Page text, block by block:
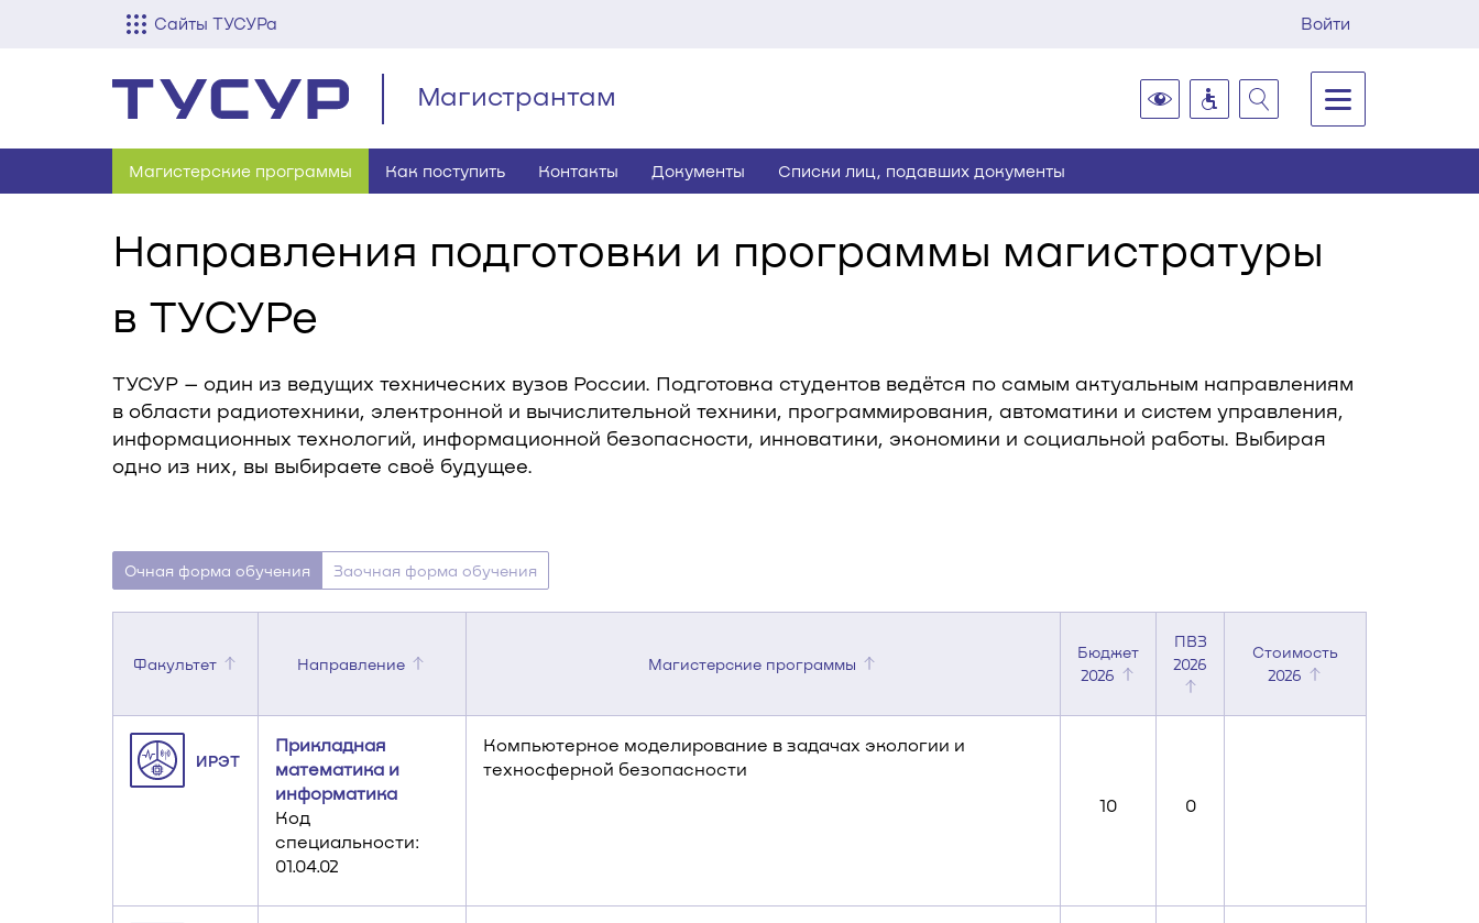
Сайты ТУСУРа Войти
Магистрантам
Магистерские программы Как поступить Контакты Документы Cписки лиц, подавших документы
Направления подготовки и программы магистратуры
в ТУСУРе
ТУСУР – один из ведущих технических вузов России. Подготовка студентов ведётся по самым актуальным направлениям
в области радиотехники, электронной и вычислительной техники, программирования, автоматики и систем управления,
информационных технологий, информационной безопасности, инноватики, экономики и социальной работы. Выбирая
одно из них, вы выбираете своё будущее.
Очная форма обучения Заочная форма обучения
Факультет Направление Магистерские программы
Бюджет
2026
ПВЗ
2026
Стоимость
2026
ИРЭТ
Прикладная
математика и
информатика
Код
специальности:
01.04.02
Компьютерное моделирование в задачах экологии и
техносферной безопасности
10
0